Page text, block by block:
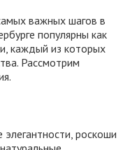
важных шагов в
популярны как
каждый из которых
Рассмотрим
роскоши